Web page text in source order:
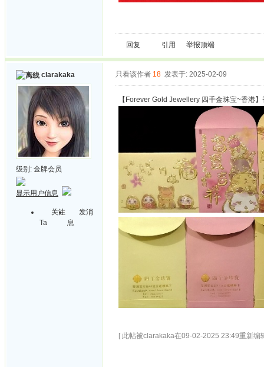
回复 引用 举报顶端
clarakaka
级别: 金牌会员
显示用户信息
关注
Ta
发消
息
只看该作者 18 发表于: 2025-02-09
【Forever Gold Jewellery 四千金珠宝~香港
[ 此帖被clarakaka在09-02-2025 23:49重新编